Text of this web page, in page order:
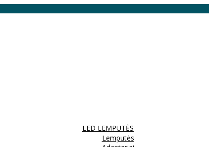
LED LEMPUTĖS
Lemputės